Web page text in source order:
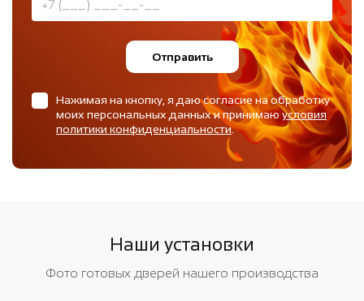
Отправить
Нажимая на кнопку, я даю согласие на обработку
моих персональных данных и принимаюусловия
политики конфиденциальности.
Наши установки
Фото готовых дверей нашего производства